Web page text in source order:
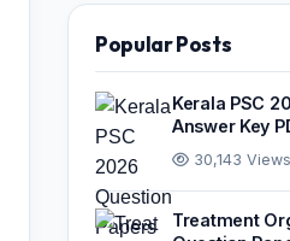
Popular Posts
Kerala PSC
Answer Key
30,143 Views
Treatment